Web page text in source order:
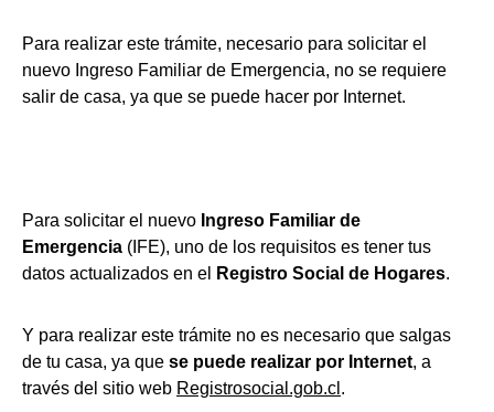
Para realizar este trámite, necesario para solicitar el
nuevo Ingreso Familiar de Emergencia, no se requiere
salir de casa, ya que se puede hacer por Internet.
Para solicitar el nuevo Ingreso Familiar de
Emergencia (IFE), uno de los requisitos es tener tus
datos actualizados en el
Registro Social de Hogares.
Y para realizar este trámite no es necesario que salgas
de tu casa, ya que se puede realizar por Internet, a
través del sitio web Registrosocial.gob.cl .